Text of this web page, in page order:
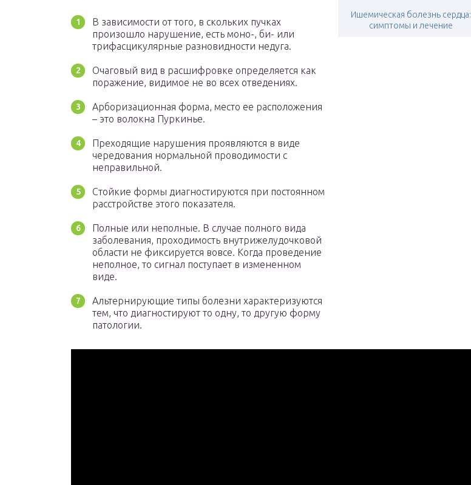
Ишемическая болезнь сердца:
симптомы и лечение
В зависимости от того, в скольких пучках
произошло нарушение, есть моно-, би- или
трифасцикулярные разновидности недуга.
Очаговый вид в расшифровке определяется как
поражение, видимое не во всех отведениях.
Арборизационная форма, место ее расположения
– это волокна Пуркинье.
Преходящие нарушения проявляются в виде
чередования нормальной проводимости с
неправильной.
Стойкие формы диагностируются при постоянном
расстройстве этого показателя.
Полные или неполные. В случае полного вида
заболевания, проходимость внутрижелудочковой
области не фиксируется вовсе. Когда проведение
неполное, то сигнал поступает в измененном
виде.
Альтернирующие типы болезни характеризуются
тем, что диагностируют то одну, то другую форму
патологии.